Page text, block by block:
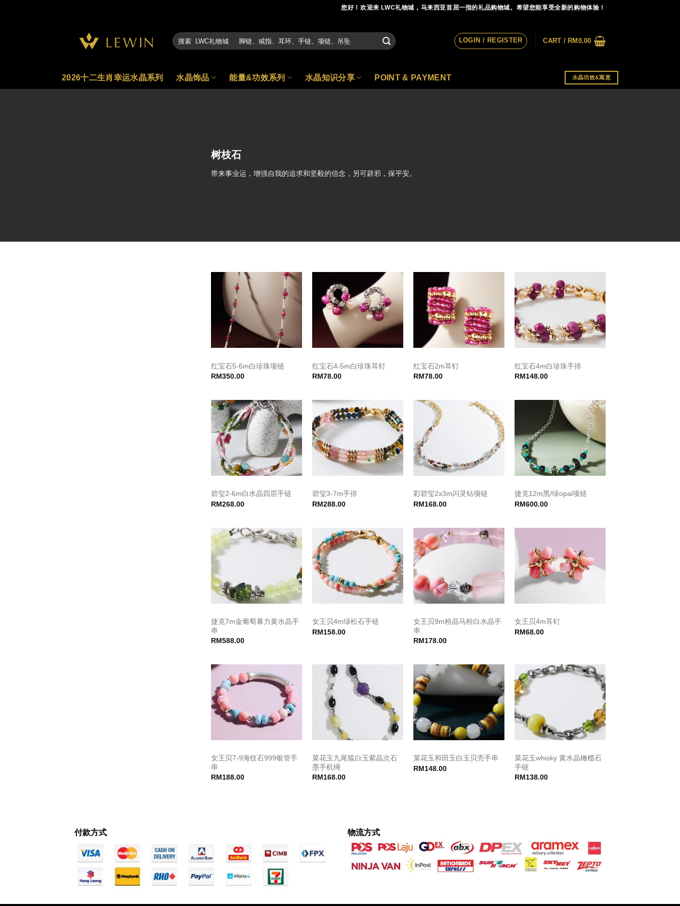
您好！欢迎来 LWC礼物城，马来西亚首屈一指的礼品购物城。希望您能享受全新的购物体验！
LOGIN / REGISTER CART / RM 0.00
2026十二生肖幸运水晶系列 水晶饰品 能量&功效系列 水晶知识分享 POINT & PAYMENT 水晶功效&寓意
树枝石
带来事业运，增强自我的追求和坚毅的信念，另可辟邪，保平安。
红宝石5-6m白珍珠项链
RM350.00
红宝石4-5m白珍珠耳钉
RM78.00
红宝石2m耳钉
RM78.00
红宝石4m白珍珠手排
RM148.00
碧玺2-6m白水晶四层手链
RM268.00
碧玺3-7m手排
RM288.00
彩碧玺2x3m闪灵钻项链
RM168.00
捷克12m黑/绿opal项链
RM600.00
捷克7m金葡萄暴力黄水晶手
串
RM588.00
女王贝4m绿松石手链
RM158.00
女王贝9m粉晶马粉白水晶手
串
RM178.00
女王贝4m耳钉
RM68.00
女王贝7-9海纹石999银管手
串
RM188.00
菜花玉九尾狐白玉紫晶次石
墨手机绳
RM168.00
菜花玉和田玉白玉贝壳手串
RM148.00
菜花玉whisky 黄水晶橄榄石
手链
RM138.00
付款方式 物流方式